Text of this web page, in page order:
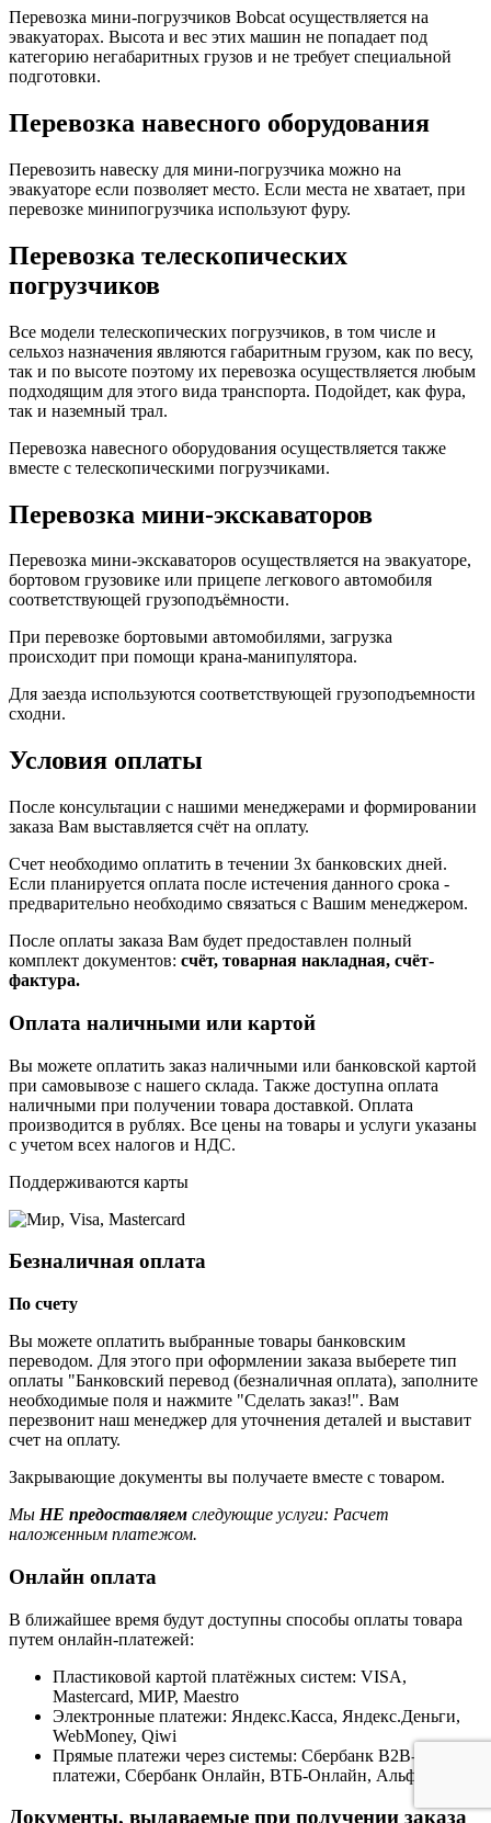
Перевозка мини-погрузчиков Bobcat осуществляется на
эвакуаторах. Высота и вес этих машин не попадает под
категорию негабаритных грузов и не требует специальной
подготовки.
Перевозка навесного оборудования
Перевозить навеску для мини-погрузчика можно на
эвакуаторе если позволяет место. Если места не хватает, при
перевозке минипогрузчика используют фуру.
Перевозка телескопических
погрузчиков
Все модели телескопических погрузчиков, в том числе и
сельхоз назначения являются габаритным грузом, как по весу,
так и по высоте поэтому их перевозка осуществляется любым
подходящим для этого вида транспорта. Подойдет, как фура,
так и наземный трал.
Перевозка навесного оборудования осуществляется также
вместе с телескопическими погрузчиками.
Перевозка мини-экскаваторов
Перевозка мини-экскаваторов осуществляется на эвакуаторе,
бортовом грузовике или прицепе легкового автомобиля
соответствующей грузоподъёмности.
При перевозке бортовыми автомобилями, загрузка
происходит при помощи крана-манипулятора.
Для заезда используются соответствующей грузоподъемности
сходни.
Условия оплаты
После консультации с нашими менеджерами и формировании
заказа Вам выставляется счёт на оплату.
Счет необходимо оплатить в течении 3х банковских дней.
Если планируется оплата после истечения данного срока -
предварительно необходимо связаться с Вашим менеджером.
После оплаты заказа Вам будет предоставлен полный
комплект документов: счёт, товарная накладная, счёт-
фактура.
Оплата наличными или картой
Вы можете оплатить заказ наличными или банковской картой
при самовывозе с нашего склада. Также доступна оплата
наличными при получении товара доставкой. Оплата
производится в рублях. Все цены на товары и услуги указаны
с учетом всех налогов и НДС.
Поддерживаются карты
Безналичная оплата
По счету
Вы можете оплатить выбранные товары банковским
переводом. Для этого при оформлении заказа выберете тип
оплаты "Банковский перевод (безналичная оплата), заполните
необходимые поля и нажмите "Сделать заказ!". Вам
перезвонит наш менеджер для уточнения деталей и выставит
счет на оплату.
Закрывающие документы вы получаете вместе с товаром.
Мы НЕ предоставляем следующие услуги: Расчет
наложенным платежом.
Онлайн оплата
В ближайшее время будут доступны способы оплаты товара
путем онлайн-платежей:
Пластиковой картой платёжных систем: VISA,
Mastercard, МИР, Maestrо
Электронные платежи: Яндекс.Касса, Яндекс.Деньги,
WebMoney, Qiwi
Прямые платежи через системы: Сбербанк B2B-
платежи, Сбербанк Онлайн, ВТБ-Онлайн, Альфа-Клик
Документы, выдаваемые при получении заказа